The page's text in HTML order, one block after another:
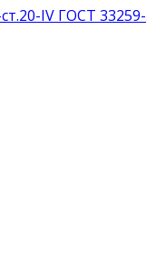
IV ГОСТ 33259-